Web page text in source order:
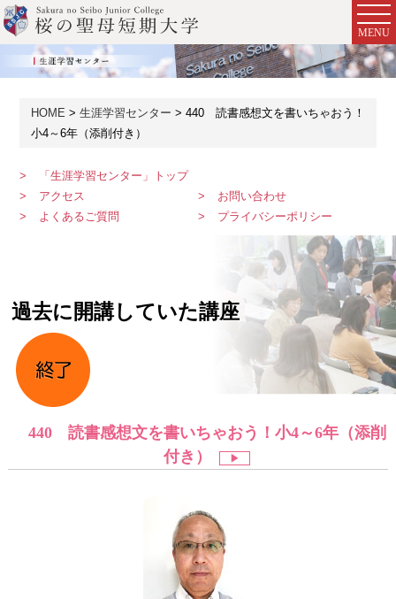
MENU
HOME 生涯学習センター
440 読書感想文を書いちゃおう！
小4～6年（添削付き）
「生涯学習センター」トップ
アクセス
お問い合わせ
よくあるご質問
プライバシーポリシー
過去に開講していた講座
440 読書感想文を書いちゃおう！小4～6年（添削
付き）
▶︎